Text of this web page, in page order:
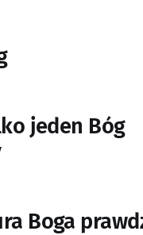
jeden Bóg
Boga